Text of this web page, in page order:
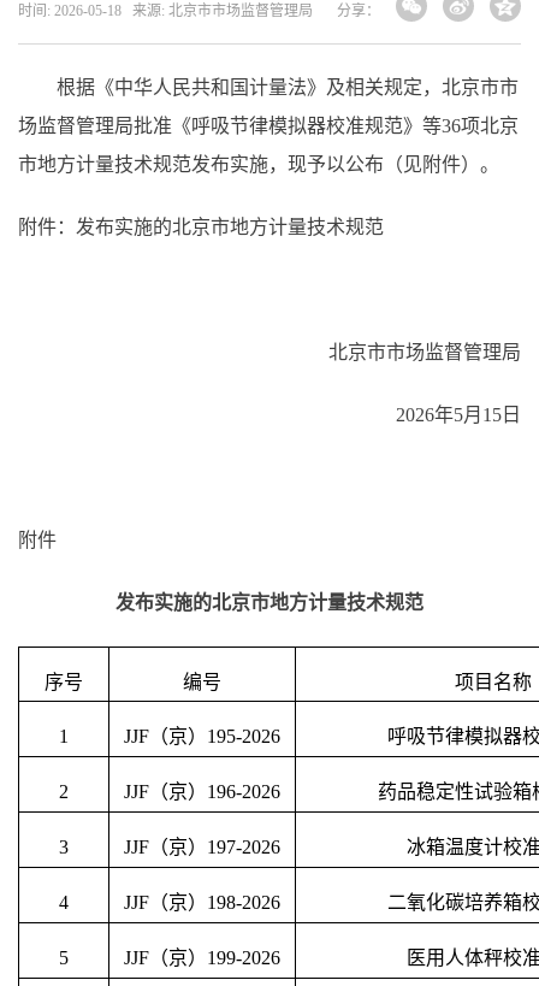
时间: 2026-05-18 来源: 北京市市场监督管理局 分享：
根据《中华人民共和国计量法》及相关规定，北京市市
场监督管理局批准《呼吸节律模拟器校准规范》等36项北京
市地方计量技术规范发布实施，现予以公布（见附件）。
附件：发布实施的北京市地方计量技术规范
北京市市场监督管理局
2026年5月15日
附件
发布实施的北京市地方计量技术规范
序号 编号 项目名称
1 JJF（京）195-2026 呼吸节律模拟器
2 JJF（京）196-2026 药品稳定性试验箱
3 JJF（京）197-2026 冰箱温度计校
4 JJF（京）198-2026 二氧化碳培养箱
5 JJF（京）199-2026 医用人体秤校